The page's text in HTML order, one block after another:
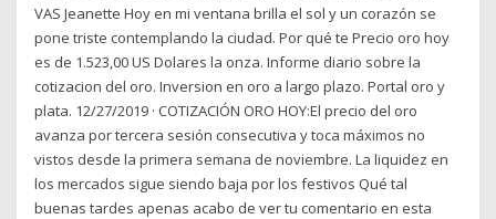
VAS Jeanette Hoy en mi ventana brilla el sol y un corazón se
pone triste contemplando la ciudad. Por qué te Precio oro hoy
es de 1.523,00 US Dolares la onza. Informe diario sobre la
cotizacion del oro. Inversion en oro a largo plazo. Portal oro y
plata. 12/27/2019 · COTIZACIÓN ORO HOY:El precio del oro
avanza por tercera sesión consecutiva y toca máximos no
vistos desde la primera semana de noviembre. La liquidez en
los mercados sigue siendo baja por los festivos Qué tal
buenas tardes apenas acabo de ver tu comentario en esta